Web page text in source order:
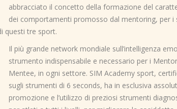
abbracciato il concetto della formazione del
dei comportamenti promosso dal mentoring, per i
questi tre sport.
Il più grande network mondiale sull’intelligenza
strumento indispensabile e necessario per i
Mentee, in ogni settore. SIM Academy sport,
sugli strumenti di 6 seconds, ha in esclusiva
promozione e l’utilizzo di preziosi strumenti